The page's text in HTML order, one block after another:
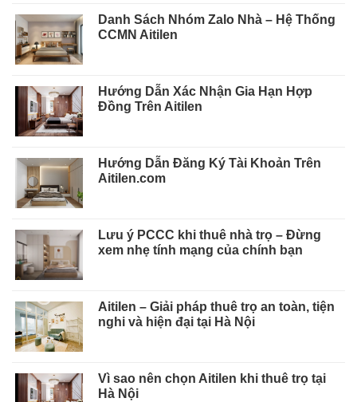
Danh Sách Nhóm Zalo Nhà – Hệ Thống
CCMN Aitilen
Hướng Dẫn Xác Nhận Gia Hạn Hợp
Đồng Trên Aitilen
Hướng Dẫn Đăng Ký Tài Khoản Trên
Aitilen.com
Lưu ý PCCC khi thuê nhà trọ – Đừng
xem nhẹ tính mạng của chính bạn
Aitilen – Giải pháp thuê trọ an toàn, tiện
nghi và hiện đại tại Hà Nội
Vì sao nên chọn Aitilen khi thuê trọ tại
Hà Nội